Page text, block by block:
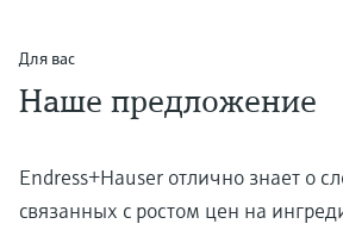
Для вас
Наше предложение
Endress+Hauser отлично знает о
связанных с ростом цен на